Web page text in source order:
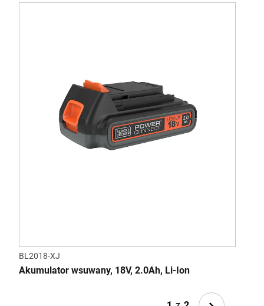
BL2018-XJ
Akumulator wsuwany, 18V, 2.0Ah, Li-Ion
Next